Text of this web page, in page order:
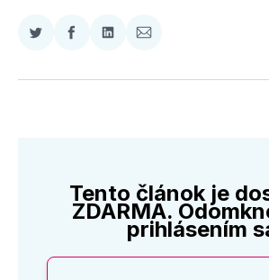
Zdieľať
Twitter
Zdieľať
Facebooku
Zdieľať
LinkedIne
Zdieľať
E-
Tento článok je
ZDARMA.
prihlásením